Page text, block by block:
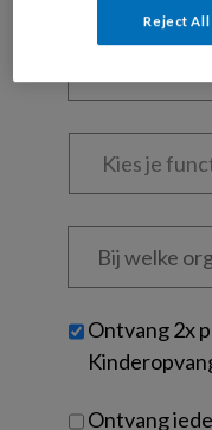
mailadres?
* *
wachtwoord*
Kies
Bij
welke
je?
Untitled
Ontvang 2x
Ontvang
Reject All